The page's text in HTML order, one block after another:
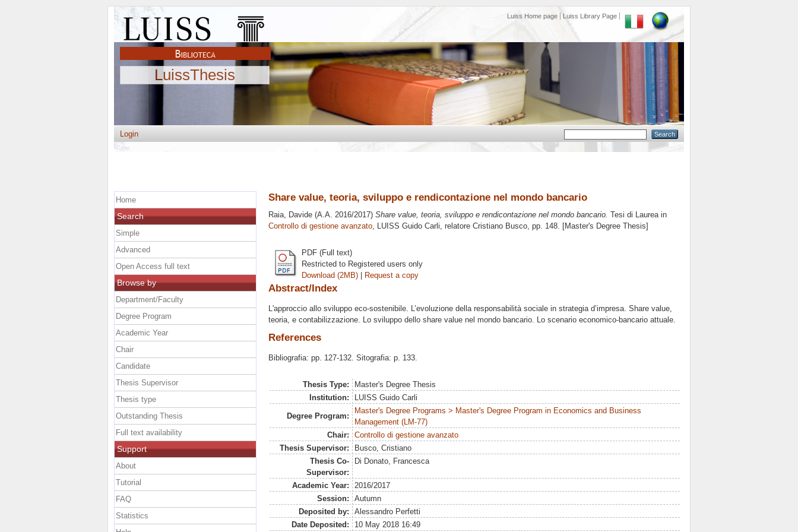
Luiss Home page Luiss Library Page
LuissThesis
Login
Share value, teoria, sviluppo e rendicontazione nel mondo bancario
Raia, Davide (A.A. 2016/2017) Share value, teoria, sviluppo e rendicontazione nel mondo bancario. Tesi di Laurea in
Controllo di gestione avanzato, LUISS Guido Carli, relatore Cristiano Busco, pp. 148. [Master's Degree Thesis]
PDF (Full text)
Restricted to Registered users only
Download (2MB) | Request a copy
Abstract/Index
L'approccio allo sviluppo eco-sostenibile. L’evoluzione della responsabilità sociale in strategia d’impresa. Share value,
teoria, e contabilizzazione. Lo sviluppo dello share value nel mondo bancario. Lo scenario economico-bancario attuale.
References
Bibliografia: pp. 127-132. Sitografia: p. 133.
Thesis Type:
Master's Degree Thesis
Institution:
LUISS Guido Carli
Degree Program:
Master's Degree Programs > Master's Degree Program in Economics and Business
Management (LM-77)
Chair:
Controllo di gestione avanzato
Thesis Supervisor:
Busco, Cristiano
Thesis Co-
Supervisor:
Di Donato, Francesca
Academic Year:
2016/2017
Session:
Autumn
Deposited by:
Alessandro Perfetti
Date Deposited:
10 May 2018 16:49
Home
Search
Simple
Advanced
Open Access full text
Browse by
Department/Faculty
Degree Program
Academic Year
Chair
Candidate
Thesis Supervisor
Thesis type
Outstanding Thesis
Full text availability
Support
About
Tutorial
FAQ
Statistics